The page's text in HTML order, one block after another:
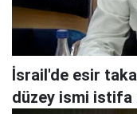
İsrail'de esir
düzey ismi